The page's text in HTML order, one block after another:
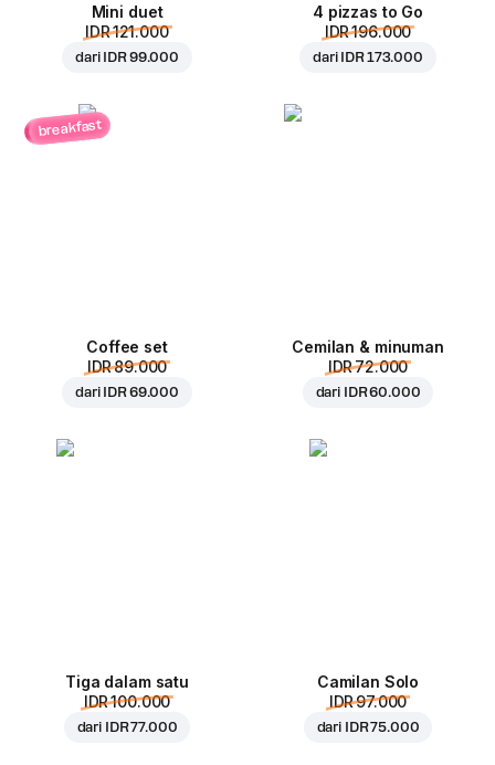
Mini duet
IDR 121.000
dari IDR 99.000
4 pizzas to Go
IDR 196.000
dari IDR 173.000
breakfast
Coffee set
IDR 89.000
dari IDR 69.000
Cemilan & minuman
IDR 72.000
dari IDR 60.000
Tiga dalam satu
IDR 100.000
dari IDR 77.000
Camilan Solo
IDR 97.000
dari IDR 75.000